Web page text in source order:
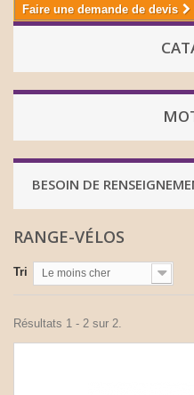
Faire une demande de devis
BESOIN DE
RANGE-VÉLOS
Tri Le moins cher
Résultats 1 - 2 sur 2.